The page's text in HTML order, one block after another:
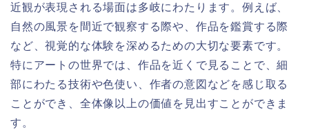
近観が表現される場面は多岐にわたります。例えば、
自然の風景を間近で観察する際や、作品を鑑賞する際
など、視覚的な体験を深めるための大切な要素です。
特にアートの世界では、作品を近くで見ることで、細
部にわたる技術や色使い、作者の意図などを感じ取る
ことができ、全体像以上の価値を見出すことができま
す。